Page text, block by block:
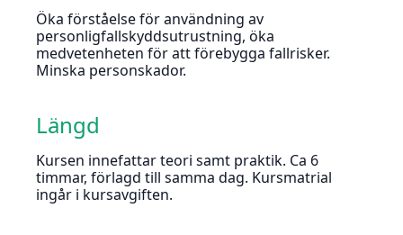
Öka förståelse för användning av
personligfallskyddsutrustning, öka
medvetenheten för att förebygga fallrisker.
Minska personskador.
Längd
Kursen innefattar teori samt praktik. Ca 6
timmar, förlagd till samma dag. Kursmatrial
ingår i kursavgiften.